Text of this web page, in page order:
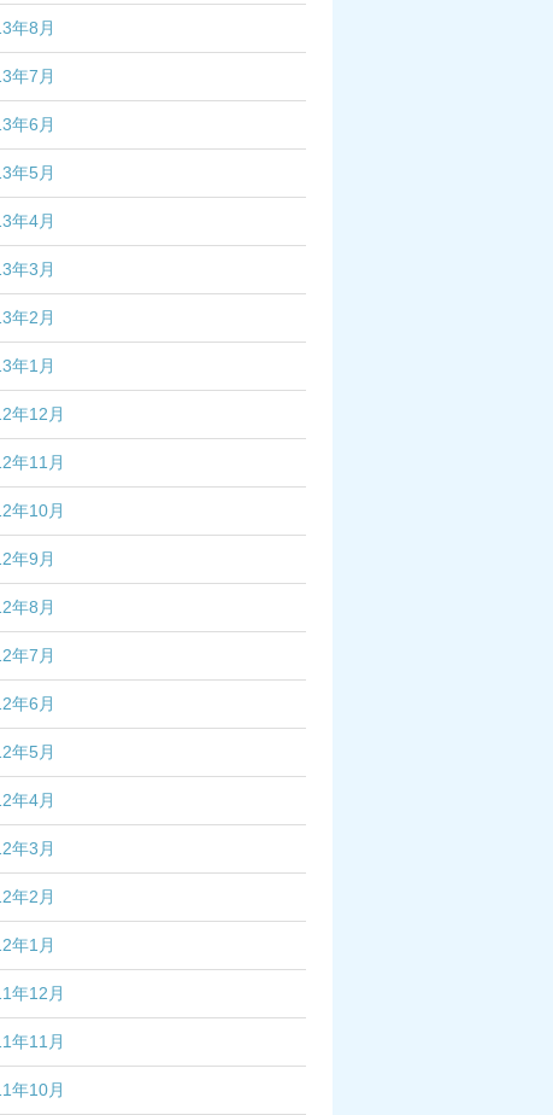
年8月
年7月
年6月
年5月
年4月
年3月
年2月
年1月
年12月
年11月
年10月
年9月
年8月
年7月
年6月
年5月
年4月
年3月
年2月
年1月
年12月
年11月
年10月